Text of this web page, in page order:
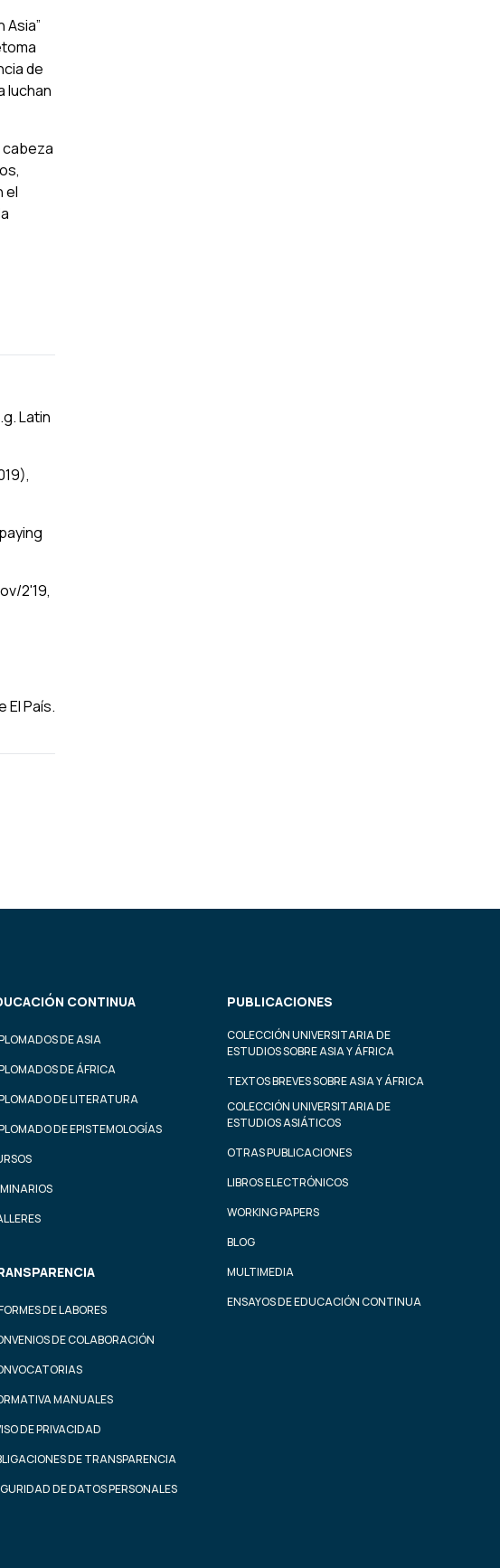
Asia”
de
luchan
cabeza
el
Latin
2'19,
El País.
CONTINUA
DE ASIA
DE ÁFRICA
DE LITERATURA
DE EPISTEMOLOGÍAS
DE LABORES
DE COLABORACIÓN
MANUALES
DE PRIVACIDAD
DE TRANSPARENCIA
DE DATOS PERSONALES
PUBLICACIONES
COLECCIÓN UNIVERSITARIA DE
ESTUDIOS SOBRE ASIA Y ÁFRICA
TEXTOS BREVES SOBRE ASIA Y ÁFRICA
COLECCIÓN UNIVERSITARIA DE
ESTUDIOS ASIÁTICOS
OTRAS PUBLICACIONES
LIBROS ELECTRÓNICOS
WORKING PAPERS
BLOG
MULTIMEDIA
ENSAYOS DE EDUCACIÓN CONTINUA